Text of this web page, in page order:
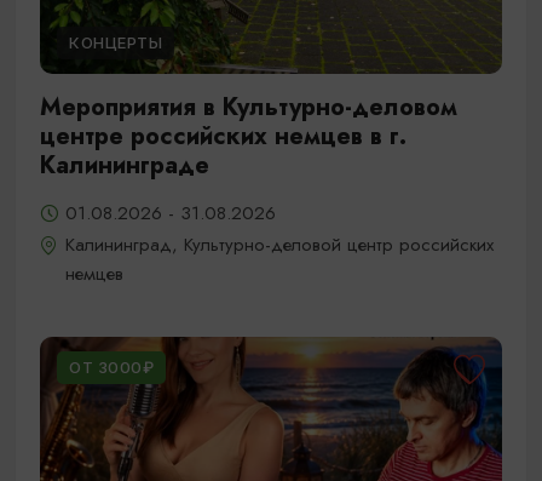
КОНЦЕРТЫ
Мероприятия в Культурно-деловом
центре российских немцев в г.
Калининграде
01.08.2026 - 31.08.2026
Калининград, Культурно-деловой центр российских
немцев
ОТ 3000₽